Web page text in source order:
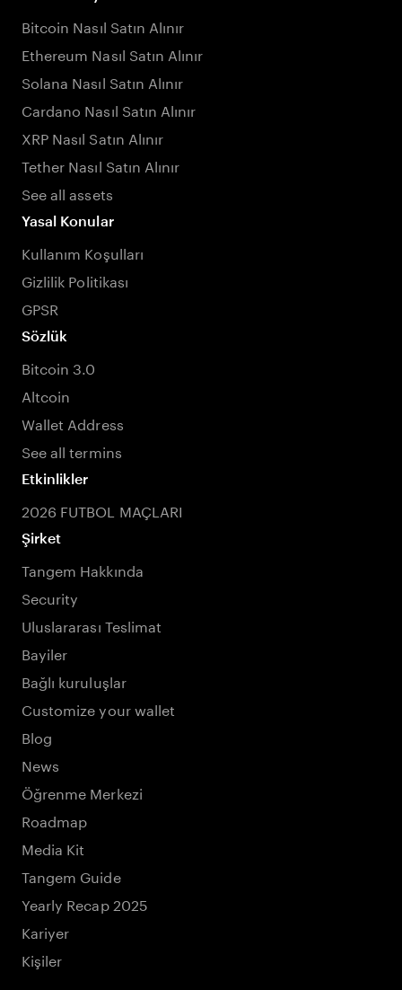
Bitcoin Nasıl Satın Alınır
Ethereum Nasıl Satın Alınır
Solana Nasıl Satın Alınır
Cardano Nasıl Satın Alınır
XRP Nasıl Satın Alınır
Tether Nasıl Satın Alınır
See all assets
Yasal Konular
Kullanım Koşulları
Gizlilik Politikası
GPSR
Sözlük
Bitcoin 3.0
Altcoin
Wallet Address
See all termins
Etkinlikler
2026 FUTBOL MAÇLARI
Şirket
Tangem Hakkında
Security
Uluslararası Teslimat
Bayiler
Bağlı kuruluşlar
Customize your wallet
Blog
News
Öğrenme Merkezi
Roadmap
Media Kit
Tangem Guide
Yearly Recap 2025
Kariyer
Kişiler